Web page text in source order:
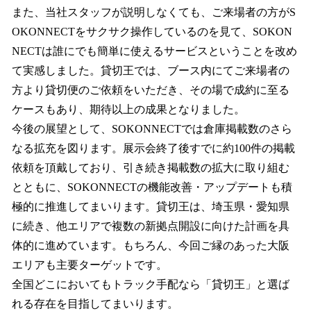
また、当社スタッフが説明しなくても、ご来場者の方がS
OKONNECTをサクサク操作しているのを見て、SOKON
NECTは誰にでも簡単に使えるサービスということを改め
て実感しました。貸切王では、ブース内にてご来場者の
方より貸切便のご依頼をいただき、その場で成約に至る
ケースもあり、期待以上の成果となりました。
今後の展望として、SOKONNECTでは倉庫掲載数のさら
なる拡充を図ります。展示会終了後すでに約100件の掲載
依頼を頂戴しており、引き続き掲載数の拡大に取り組む
とともに、SOKONNECTの機能改善・アップデートも積
極的に推進してまいります。貸切王は、埼玉県・愛知県
に続き、他エリアで複数の新拠点開設に向けた計画を具
体的に進めています。もちろん、今回ご縁のあった大阪
エリアも主要ターゲットです。
全国どこにおいてもトラック手配なら「貸切王」と選ば
れる存在を目指してまいります。